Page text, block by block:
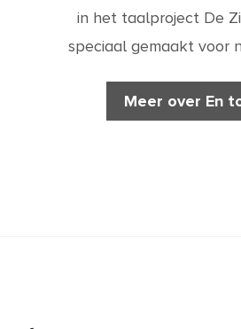
in het taalproject De
speciaal gemaakt voor
Meer over En